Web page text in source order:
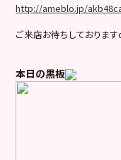
http://ameblo.jp/
ご来店お待ちしておりま
本日の黒板